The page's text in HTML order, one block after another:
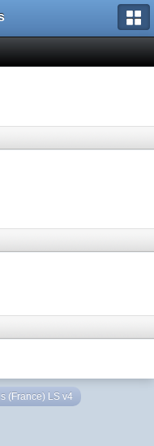
(France) LS v4